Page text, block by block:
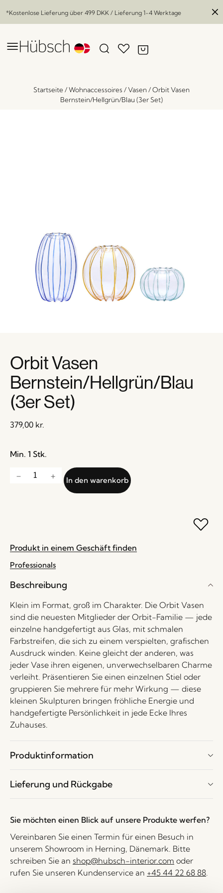
*Kostenlose Lieferung über 499 DKK / Lieferung 1-4 Werktage
Startseite/Wohnaccessoires /Vasen/Orbit Vasen
Bernstein/Hellgrün/Blau (3er Set)
Orbit Vasen
Bernstein/Hellgrün/Blau
(3er Set)
379,00 kr.
Min. 1 Stk.
In den warenkorb
Produkt in einem Geschäft finden
Professionals
Beschreibung
Klein im Format, groß im Charakter. Die Orbit Vasen
sind die neuesten Mitglieder der Orbit-Familie — jede
einzelne handgefertigt aus Glas, mit schmalen
Farbstreifen, die sich zu einem verspielten, grafischen
Ausdruck winden. Keine gleicht der anderen, was
jeder Vase ihren eigenen, unverwechselbaren Charme
verleiht. Präsentieren Sie einen einzelnen Stiel oder
gruppieren Sie mehrere für mehr Wirkung — diese
kleinen Skulpturen bringen fröhliche Energie und
handgefertigte Persönlichkeit in jede Ecke Ihres
Zuhauses.
Produktinformation
Lieferung und Rückgabe
Sie möchten einen Blick auf unsere Produkte werfen?
Vereinbaren Sie einen Termin für einen Besuch in
unserem Showroom in Herning, Dänemark. Bitte
schreiben Sie an shop@hubsch-interior.com oder
rufen Sie unseren Kundenservice an +45 44 22 68 88.